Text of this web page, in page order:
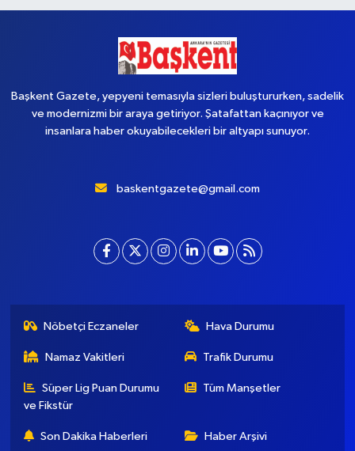
Başkent Gazete, yepyeni temasıyla sizleri buluştururken, sadelik
ve modernizmi bir araya getiriyor. Şatafattan kaçınıyor ve
insanlara haber okuyabilecekleri bir altyapı sunuyor.
baskentgazete@gmail.com
Nöbetçi Eczaneler Hava Durumu
Namaz Vakitleri Trafik Durumu
Süper Lig Puan Durumu
ve Fikstür
Tüm Manşetler
Son Dakika Haberleri Haber Arşivi